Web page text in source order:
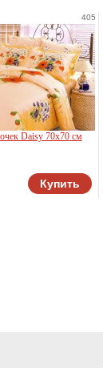
405
Daisy 70x70 см
Купить